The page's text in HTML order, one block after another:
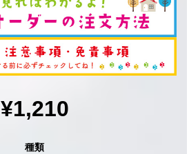
¥1,210
種類